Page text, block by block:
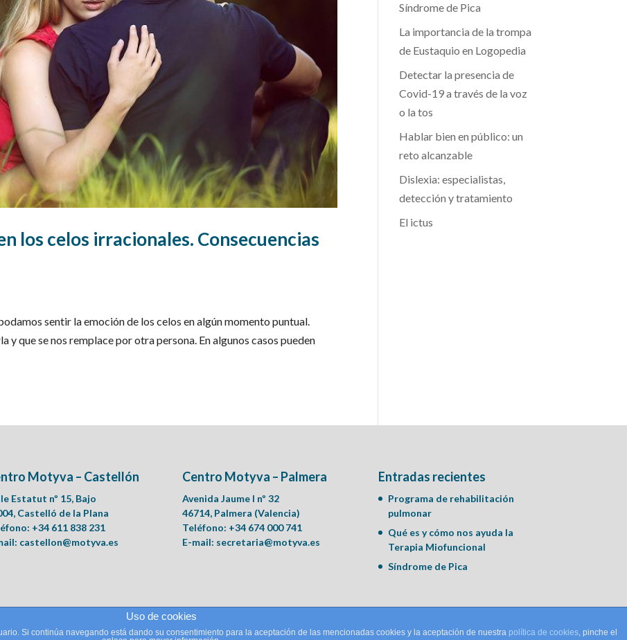
los celos irracionales. Consecuencias
sentir la emoción de los celos en algún momento puntual.
que se nos remplace por otra persona. En algunos casos pueden
Síndrome de Pica
La importancia de la trompa
de Eustaquio en Logopedia
Detectar la presencia de
Covid-19 a través de la voz
o la tos
Hablar bien en público: un
reto alcanzable
Dislexia: especialistas,
detección y tratamiento
El ictus
Motyva – Castellón
Estatut nº 15, Bajo
Castelló de la Plana
+34 611 838 231
castellon@motyva.es
Centro Motyva – Palmera
Avenida Jaume I nº 32
46714, Palmera (Valencia)
Teléfono: +34 674 000 741
E-mail: secretaria@motyva.es
Entradas recientes
Programa de rehabilitación
pulmonar
Qué es y cómo nos ayuda la
Terapia Miofuncional
Síndrome de Pica
Uso de cookies
Si continúa navegando está dando su consentimiento para la aceptación de las mencionadas cookies y la aceptación de nuestra política de cookies, pinche el